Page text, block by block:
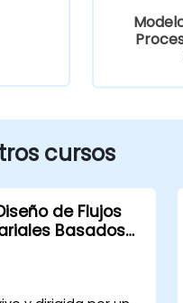
cursos
de Flujos
Basados